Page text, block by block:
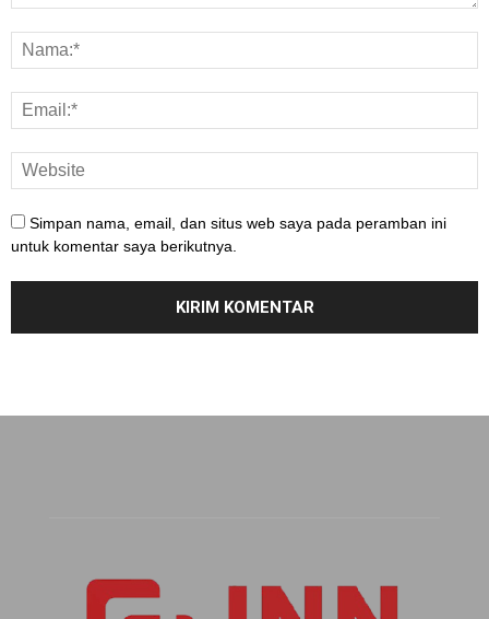
Simpan nama, email, dan situs web saya pada peramban ini
untuk komentar saya berikutnya.